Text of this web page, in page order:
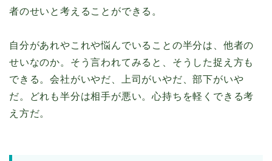
者のせいと考えることができる。
自分があれやこれや悩んでいることの半分は、他者の
せいなのか。そう言われてみると、そうした捉え方も
できる。会社がいやだ、上司がいやだ、部下がいや
だ。どれも半分は相手が悪い。心持ちを軽くできる考
え方だ。